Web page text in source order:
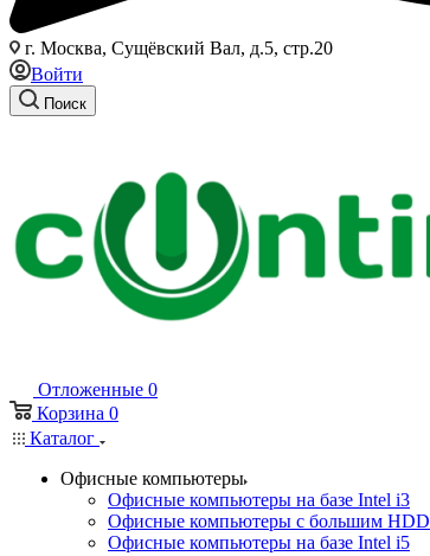
г. Москва, Сущёвский Вал, д.5, стр.20
Войти
Поиск
Отложенные 0
Корзина 0
Каталог
Офисные компьютеры
Офисные компьютеры на базе Intel i3
Офисные компьютеры с большим HDD
Офисные компьютеры на базе Intel i5